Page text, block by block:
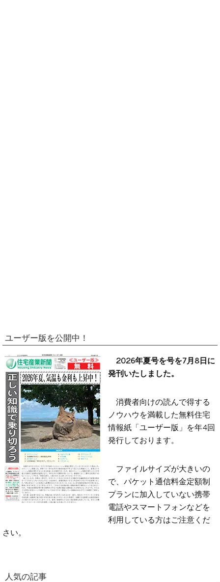
ユーザー版を公開中！
2026年夏号を号を7月8日に
発刊いたしました。
消費者向けの読んで得する
ノウハウを満載した無料住宅
情報紙「ユーザー版」を年4回
発行しております。
ファイルサイズが大きいの
で、パケット通信料金定額制
プランに加入していない携帯
電話やスマートフォンなどを
利用している方はご注意くだ
さい。
人気の記事